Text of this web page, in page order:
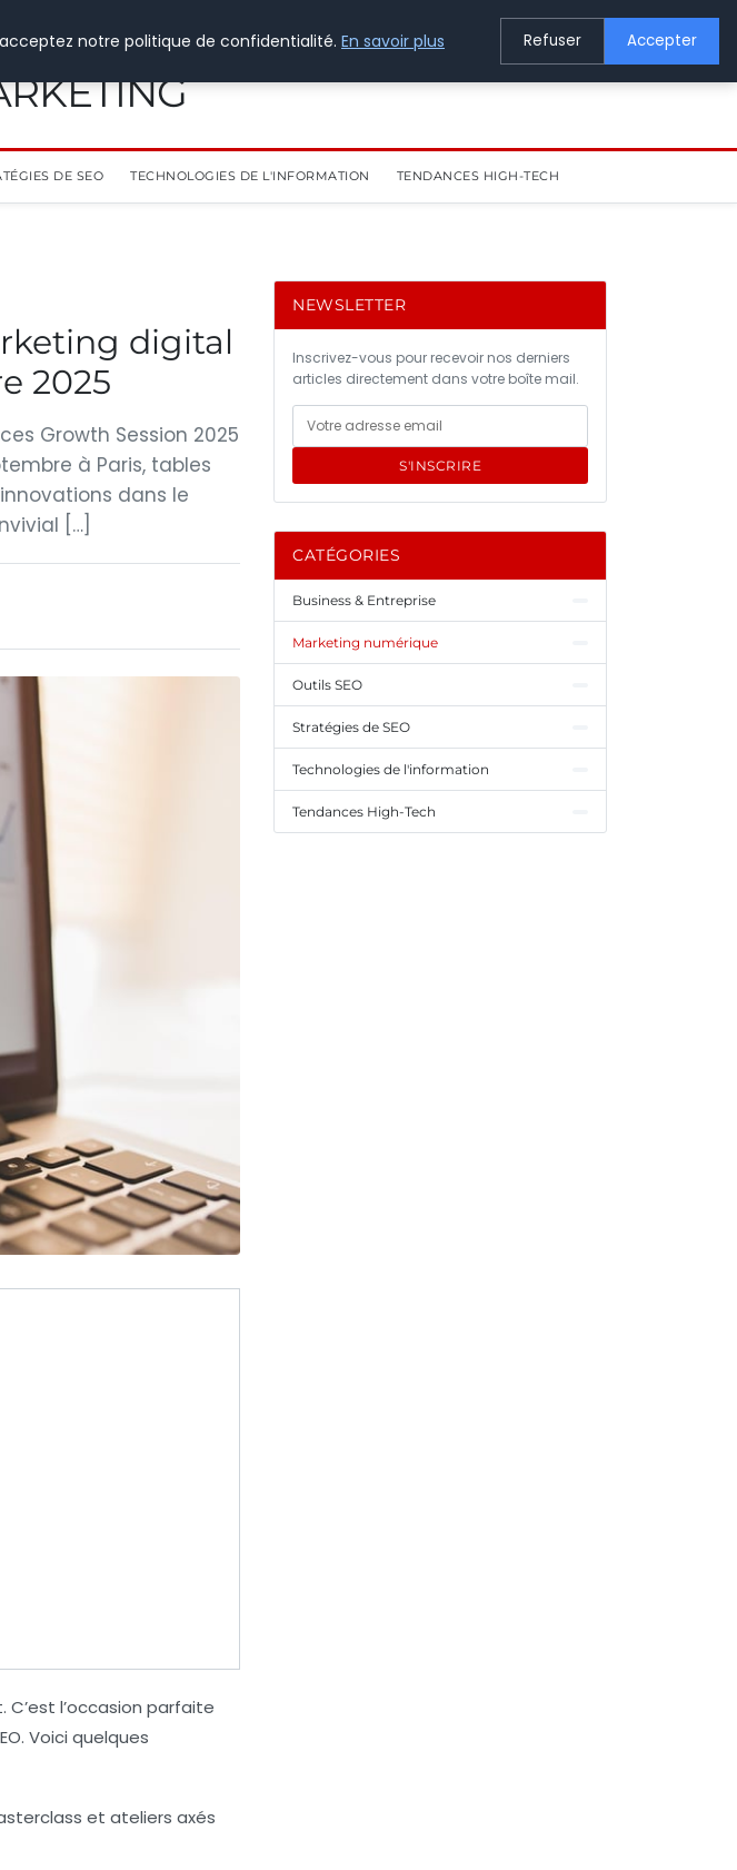
DE SEO TECHNOLOGIES DE L'INFORMATION TENDANCES HIGH-TECH
digital
2025
Growth Session 2025
à Paris, tables
dans le
[…]
. C’est l’occasion parfaite
. Voici quelques
et ateliers axés
NEWSLETTER
Inscrivez-vous pour recevoir nos derniers
articles directement dans votre boîte mail.
S'INSCRIRE
CATÉGORIES
Business & Entreprise
Marketing numérique
Outils SEO
Stratégies de SEO
Technologies de l'information
Tendances High-Tech
notre politique de confidentialité. En savoir plus Refuser Accepter